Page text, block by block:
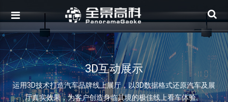
3D互动展示
运用3D技术打造汽车品牌线上展厅，以3D数据格式还原汽车及展
厅真实效果，为客户创造身临其境的极佳线上看车体验。